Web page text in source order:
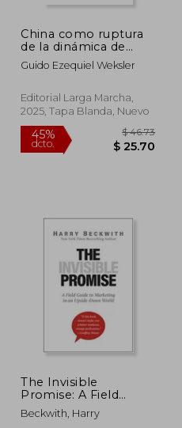
45%
dcto.
China como ruptura
de la dinámica de
desarrollo del Este
Asiático en la Nueva
del Trabajo
Guido Ezequiel Weksler
Editorial Larga Marcha,
2025, Tapa Blanda, Nuevo
The Invisible
Promise: A Field
Guide to Marketing in
an Upside-Down
Beckwith, Harry